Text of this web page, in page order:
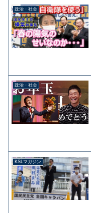
政治・社会
政治・社会
KSLマガジン